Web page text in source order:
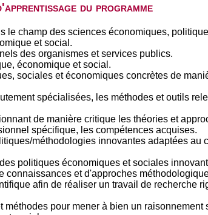
du programme
le champ des sciences économiques,
et social.
des organismes et services publics.
économique et social.
sociales et économiques concrètes de
spécialisées, les méthodes et outils
de manière critique les théories et
spécifique, les compétences acquises.
méthodologies innovantes adaptées
politiques économiques et sociales
connaissances et d'approches
afin de réaliser un travail de recherche
méthodes pour mener à bien un